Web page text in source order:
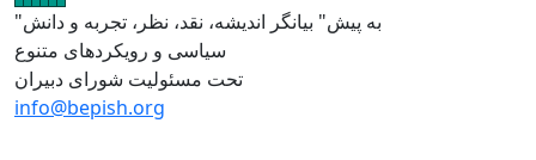
"به پیش" بیانگر اندیشه، نقد، نظر، تجربه و دانش
سیاسی و رویکردهای متنوع
تحت مسئولیت شورای دبیران
info@bepish.org